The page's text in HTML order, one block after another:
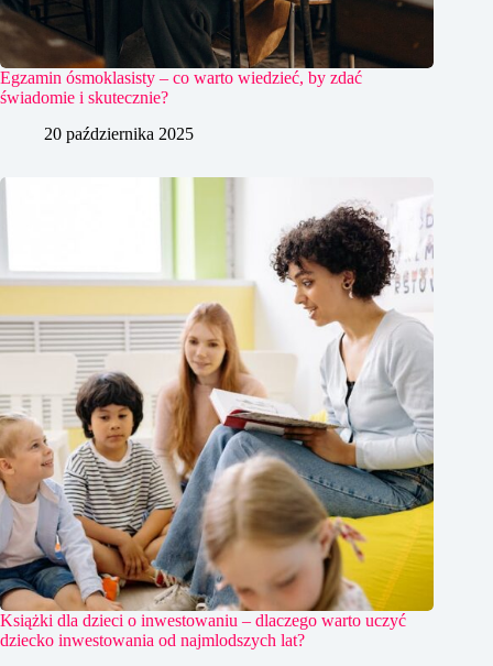
Egzamin ósmoklasisty – co warto wiedzieć, by zdać
świadomie i skutecznie?
20 października 2025
Książki dla dzieci o inwestowaniu – dlaczego warto uczyć
dziecko inwestowania od najmlodszych lat?